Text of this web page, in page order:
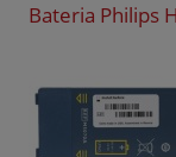
Bateria Philips